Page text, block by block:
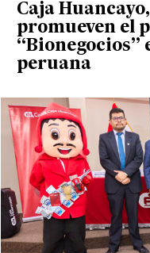
Caja
promueven el
“Bionegocios”
peruana